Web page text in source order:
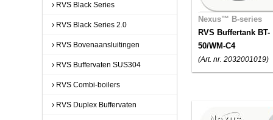
RVS Black Series
RVS Black Series 2.0
RVS Bovenaansluitingen
RVS Buffervaten SUS304
RVS Combi-boilers
RVS Duplex Buffervaten
Nexus™ B-series
RVS Buffertank BT-
50/WM-C4
(Art. nr. 2032001019)